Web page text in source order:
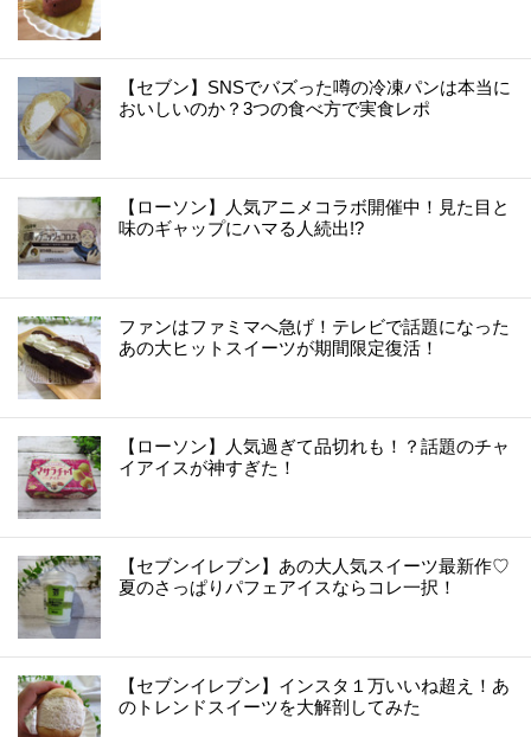
【セブン】SNSでバズった噂の冷凍パンは本当に
おいしいのか？3つの食べ方で実食レポ
【ローソン】人気アニメコラボ開催中！見た目と
味のギャップにハマる人続出!?
ファンはファミマへ急げ！テレビで話題になった
あの大ヒットスイーツが期間限定復活！
【ローソン】人気過ぎて品切れも！？話題のチャ
イアイスが神すぎた！
【セブンイレブン】あの大人気スイーツ最新作♡
夏のさっぱりパフェアイスならコレ一択！
【セブンイレブン】インスタ１万いいね超え！あ
のトレンドスイーツを大解剖してみた